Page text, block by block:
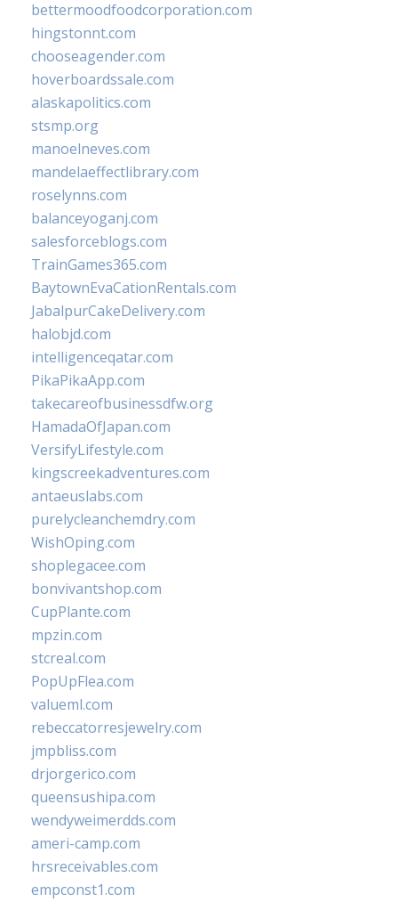
bettermoodfoodcorporation.com
hingstonnt.com
chooseagender.com
hoverboardssale.com
alaskapolitics.com
stsmp.org
manoelneves.com
mandelaeffectlibrary.com
roselynns.com
balanceyoganj.com
salesforceblogs.com
TrainGames365.com
BaytownEvaCationRentals.com
JabalpurCakeDelivery.com
halobjd.com
intelligenceqatar.com
PikaPikaApp.com
takecareofbusinessdfw.org
HamadaOfJapan.com
VersifyLifestyle.com
kingscreekadventures.com
antaeuslabs.com
purelycleanchemdry.com
WishOping.com
shoplegacee.com
bonvivantshop.com
CupPlante.com
mpzin.com
stcreal.com
PopUpFlea.com
valueml.com
rebeccatorresjewelry.com
jmpbliss.com
drjorgerico.com
queensushipa.com
wendyweimerdds.com
ameri-camp.com
hrsreceivables.com
empconst1.com